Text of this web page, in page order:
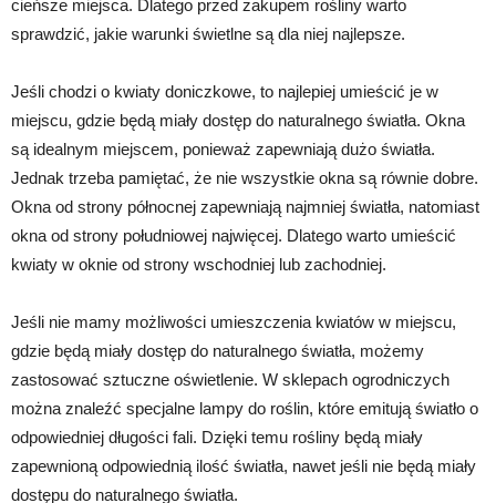
cieńsze miejsca. Dlatego przed zakupem rośliny warto
sprawdzić, jakie warunki świetlne są dla niej najlepsze.
Jeśli chodzi o kwiaty doniczkowe, to najlepiej umieścić je w
miejscu, gdzie będą miały dostęp do naturalnego światła. Okna
są idealnym miejscem, ponieważ zapewniają dużo światła.
Jednak trzeba pamiętać, że nie wszystkie okna są równie dobre.
Okna od strony północnej zapewniają najmniej światła, natomiast
okna od strony południowej najwięcej. Dlatego warto umieścić
kwiaty w oknie od strony wschodniej lub zachodniej.
Jeśli nie mamy możliwości umieszczenia kwiatów w miejscu,
gdzie będą miały dostęp do naturalnego światła, możemy
zastosować sztuczne oświetlenie. W sklepach ogrodniczych
można znaleźć specjalne lampy do roślin, które emitują światło o
odpowiedniej długości fali. Dzięki temu rośliny będą miały
zapewnioną odpowiednią ilość światła, nawet jeśli nie będą miały
dostępu do naturalnego światła.